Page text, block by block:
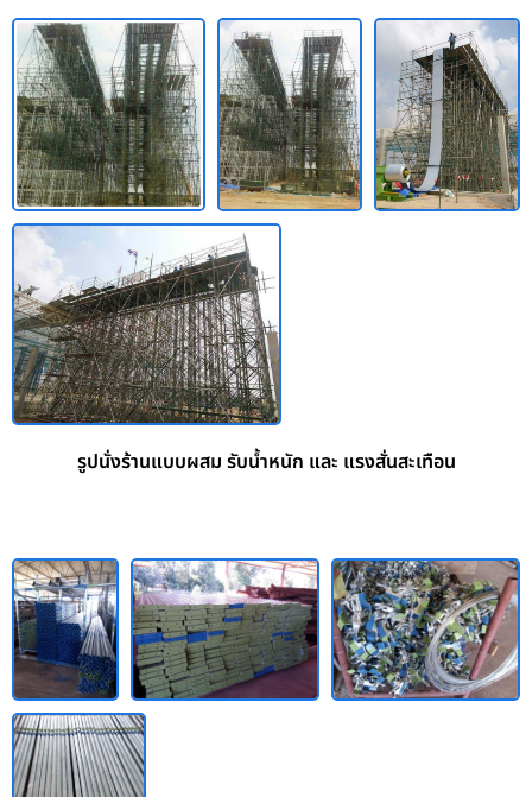
รูปนั่งร้านแบบผสม รับน้ำหนัก และ แรงสั่นสะเทือน